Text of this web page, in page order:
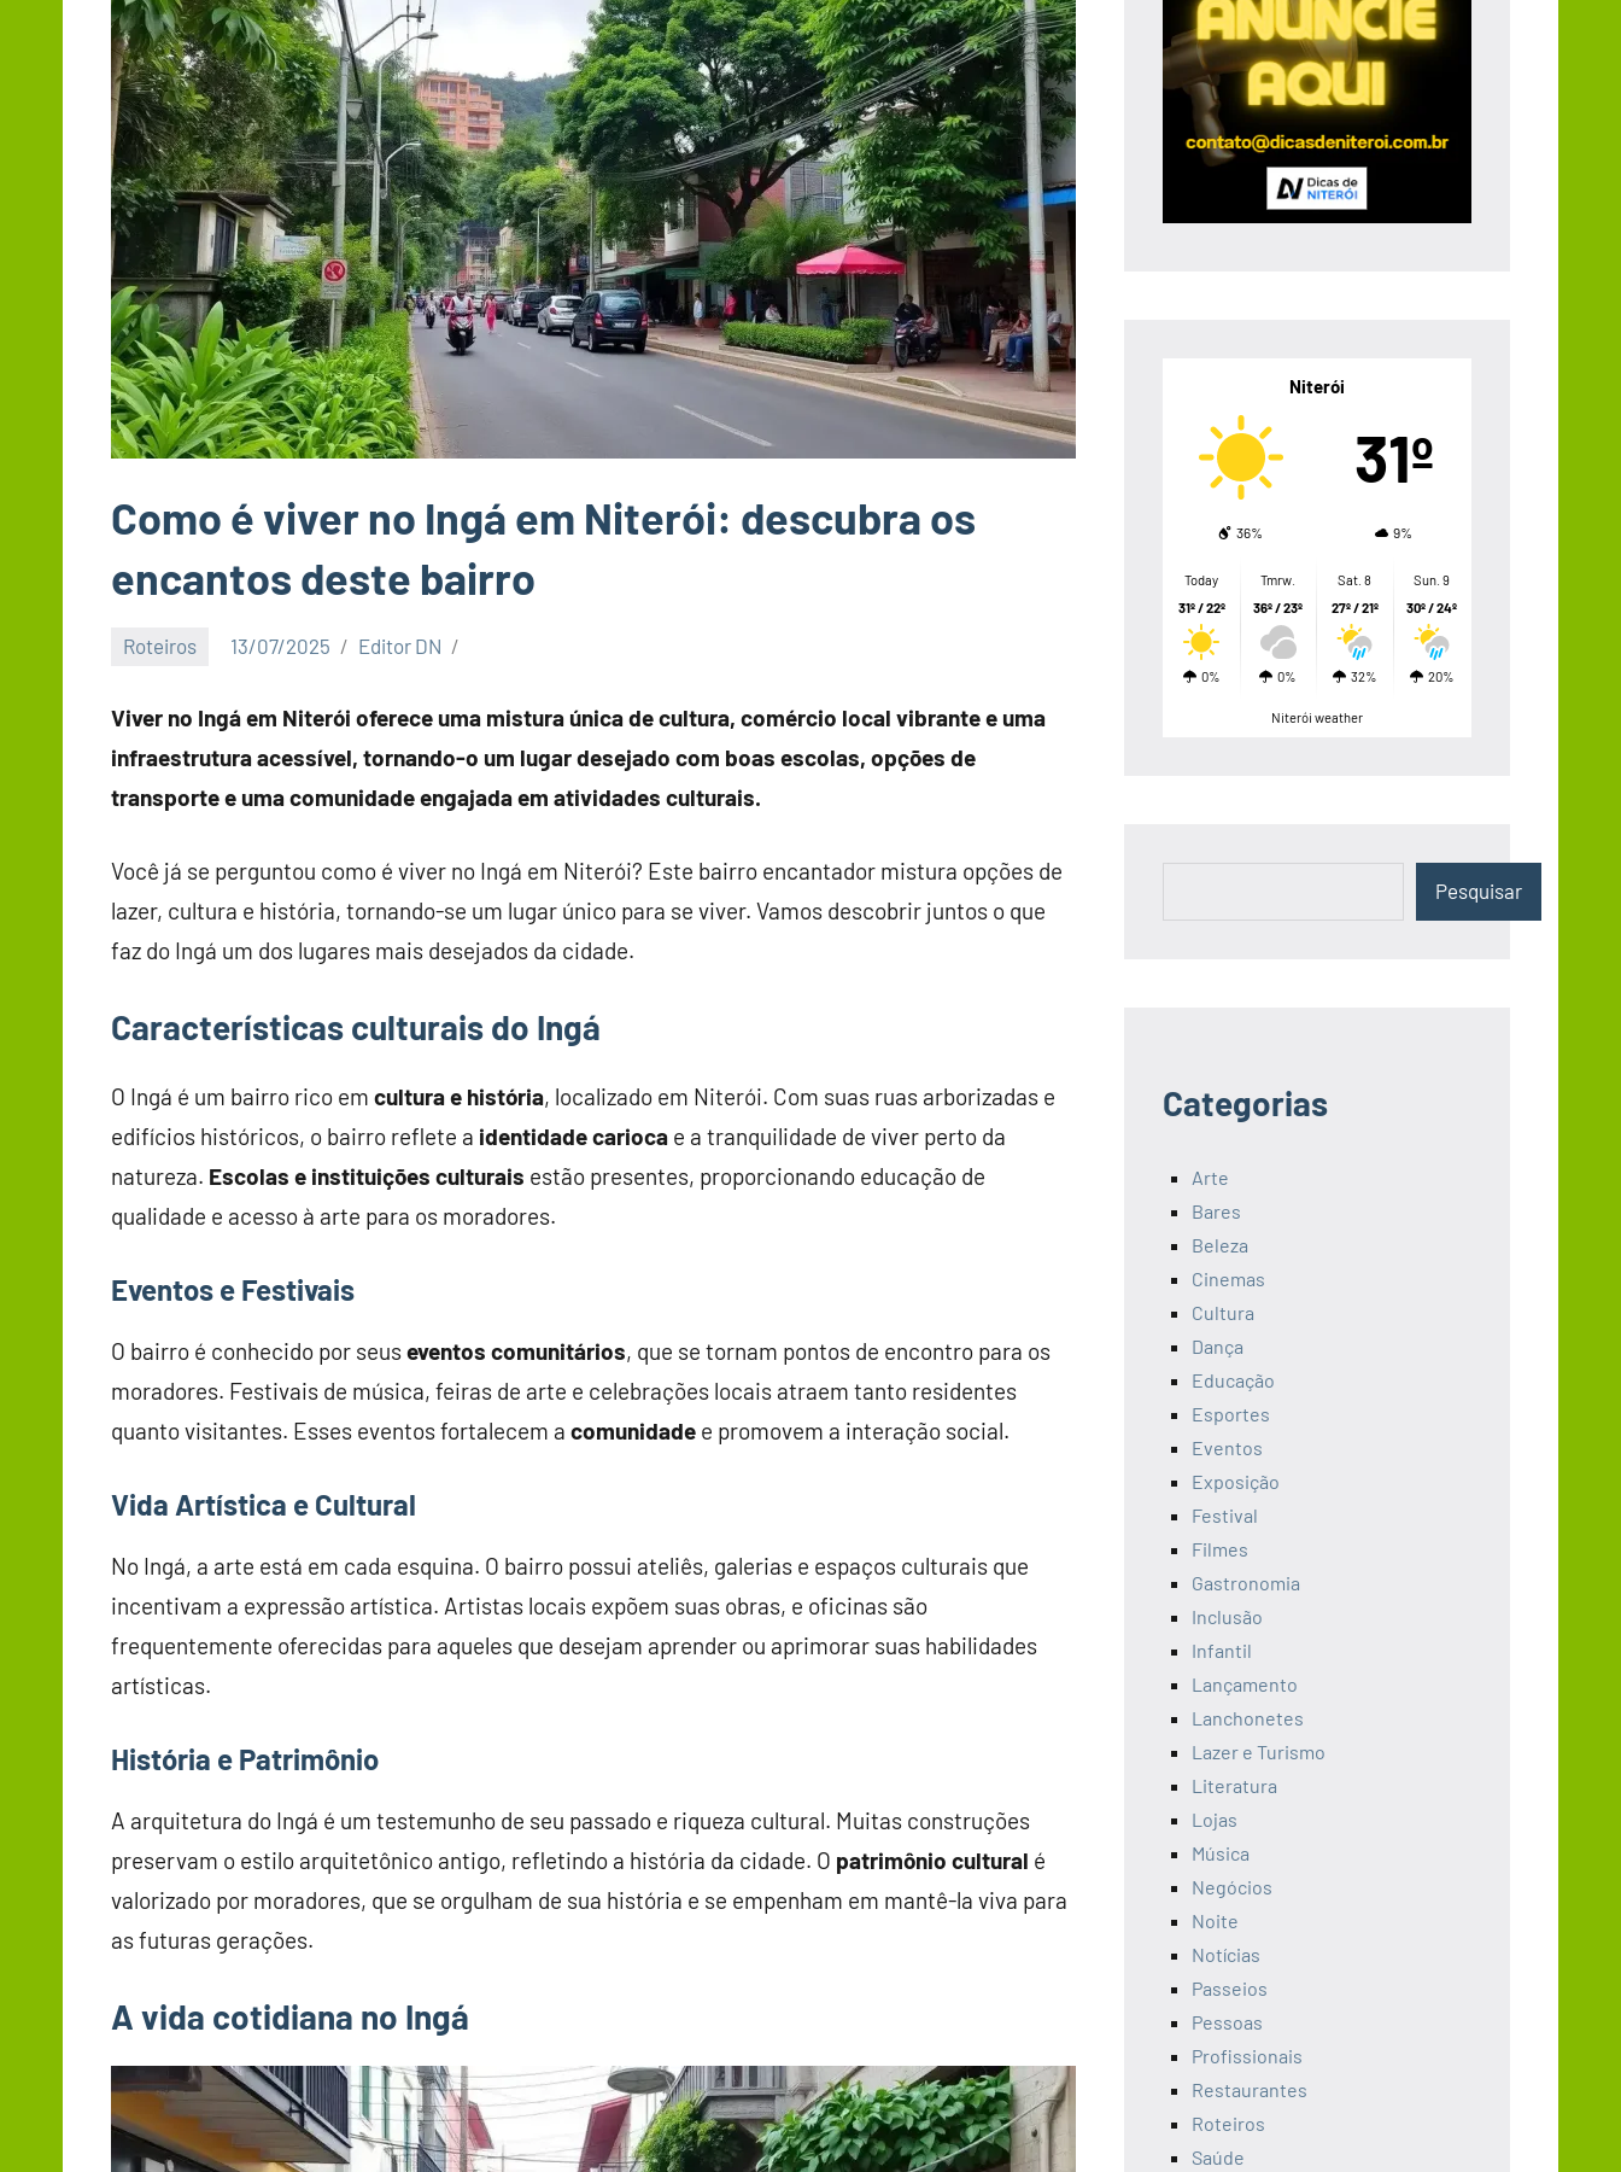
Como é viver no Ingá em Niterói: descubra os
encantos deste bairro
Roteiros 13/07/2025 Editor DN
Viver no Ingá em Niterói oferece uma mistura única de cultura, comércio local vibrante e uma
infraestrutura acessível, tornando-o um lugar desejado com boas escolas, opções de
transporte e uma comunidade engajada em atividades culturais.
Você já se perguntou como é viver no Ingá em Niterói? Este bairro encantador mistura opções de
lazer, cultura e história, tornando-se um lugar único para se viver. Vamos descobrir juntos o que
faz do Ingá um dos lugares mais desejados da cidade.
Características culturais do Ingá
O Ingá é um bairro rico em cultura e história, localizado em Niterói. Com suas ruas arborizadas e
edifícios históricos, o bairro reflete a identidade carioca e a tranquilidade de viver perto da
natureza. Escolas e instituições culturais estão presentes, proporcionando educação de
qualidade e acesso à arte para os moradores.
Eventos e Festivais
O bairro é conhecido por seuseventos comunitários, que se tornam pontos de encontro para os
moradores. Festivais de música, feiras de arte e celebrações locais atraem tanto residentes
quanto visitantes. Esses eventos fortalecem a comunidade e promovem a interação social.
Vida Artística e Cultural
No Ingá, a arte está em cada esquina. O bairro possui ateliês, galerias e espaços culturais que
incentivam a expressão artística. Artistas locais expõem suas obras, e oficinas são
frequentemente oferecidas para aqueles que desejam aprender ou aprimorar suas habilidades
artísticas.
História e Patrimônio
A arquitetura do Ingá é um testemunho de seu passado e riqueza cultural. Muitas construções
preservam o estilo arquitetônico antigo, refletindo a história da cidade. O patrimônio cultural é
valorizado por moradores, que se orgulham de sua história e se empenham em mantê-la viva para
as futuras gerações.
A vida cotidiana no Ingá
Niterói
31º
36% 9%
Today
31º / 22º
0%
Tmrw.
36º / 23º
0%
Sat. 8
27º / 21º
32%
Sun. 9
30º / 24º
20%
Niterói weather
Pesquisar
Categorias
Arte
Bares
Beleza
Cinemas
Cultura
Dança
Educação
Esportes
Eventos
Exposição
Festival
Filmes
Gastronomia
Inclusão
Infantil
Lançamento
Lanchonetes
Lazer e Turismo
Literatura
Lojas
Música
Negócios
Noite
Notícias
Passeios
Pessoas
Profissionais
Restaurantes
Roteiros
Saúde